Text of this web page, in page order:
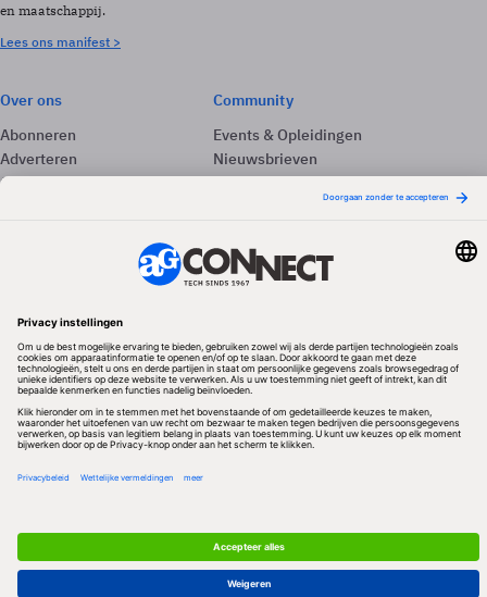
en maatschappij.
Lees ons manifest >
Over ons
Abonneren
Adverteren
Contact
Community
Events & Opleidingen
Nieuwsbrieven
Vacatures
Redactionele partner